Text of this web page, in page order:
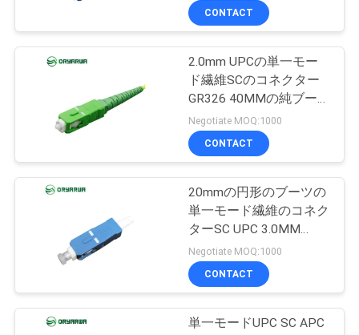
工
理
繊維光学のコネク
ター
繊維光学の速いコネ
クター
20
CONTACT
2.0mm UPCの単一モー
ド繊維SCのコネクター
GR326 40MMの純ブー
ツの大会
Negotiate MOQ:1000
CONTACT
20mmの円形のブーツの
単一モード繊維のコネク
ターSC UPC 3.0MM
ISO9001
Negotiate MOQ:1000
CONTACT
単一モードUPC SC APC